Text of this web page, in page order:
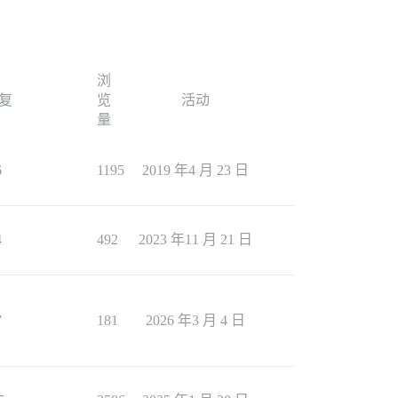
浏
览
量
活动
1195 2019 年4 月 23 日
492 2023 年11 月 21 日
181 2026 年3 月 4 日